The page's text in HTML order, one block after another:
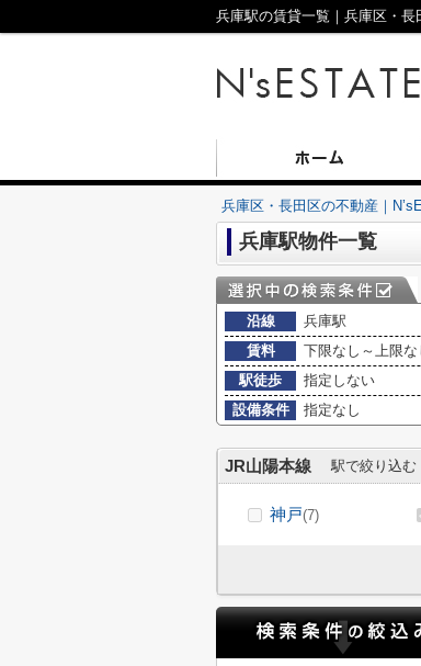
兵庫駅の賃貸一覧｜兵庫区・長
兵庫区・長田区の不動産｜
兵庫駅物件一覧
沿線
兵庫駅
賃料
下限なし～上限な
駅徒歩
指定しない
設備条件
指定なし
JR山陽本線 駅で絞り込む
神戸(7)